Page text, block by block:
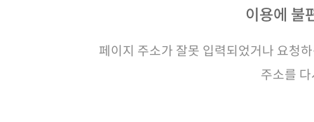
이용에 불
페이지 주소가 잘못 입력되었거나 요청
주소를